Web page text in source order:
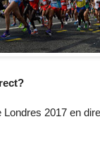
2017 en